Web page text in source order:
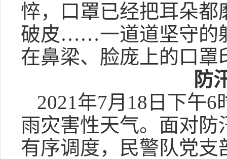
悴，口罩已经把耳朵
破皮……一道道坚守的
在鼻梁、脸庞上的口
防
2021年7月18日下午
雨灾害性天气。面对
有序调度，民警队党支